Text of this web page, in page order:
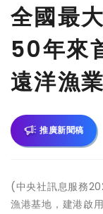
全國最
50年來
遠洋漁
推廣新聞稿
(中央社訊息服務
漁港基地，建港啟